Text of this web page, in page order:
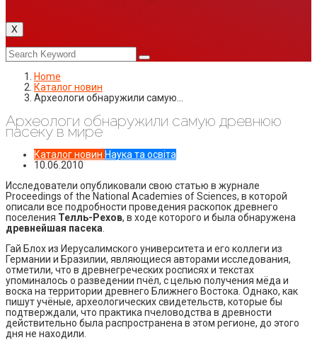
X
Home
Каталог новин
Археологи обнаружили самую…
Археологи обнаружили самую древнюю
пасеку в мире
Каталог новин Наука та освіта
10.06.2010
Исследователи опубликовали свою статью в журнале
Proceedings of the National Academies of Sciences, в которой
описали все подробности проведения раскопок древнего
поселения Телль-Рехов, в ходе которого и была обнаружена
древнейшая пасека
Гай Блох из Иерусалимского университета и его коллеги из
Германии и Бразилии, являющиеся авторами исследования,
отметили, что в древнегреческих росписях и текстах
упоминалось о разведении пчёл, с целью получения мёда и
воска на территории древнего Ближнего Востока. Однако, как
пишут учёные, археологических свидетельств, которые бы
подтверждали, что практика пчеловодства в древности
действительно была распространена в этом регионе, до этого
дня не находили.